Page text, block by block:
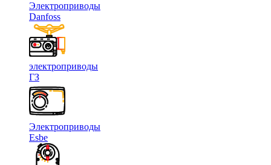
Электроприводы
Danfoss
электроприводы
ГЗ
Электроприводы
Esbe